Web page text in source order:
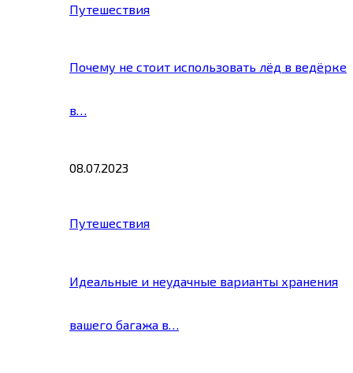
Путешествия
Почему не стоит использовать лёд в ведёрке
в…
08.07.2023
Путешествия
Идеальные и неудачные варианты хранения
вашего багажа в…